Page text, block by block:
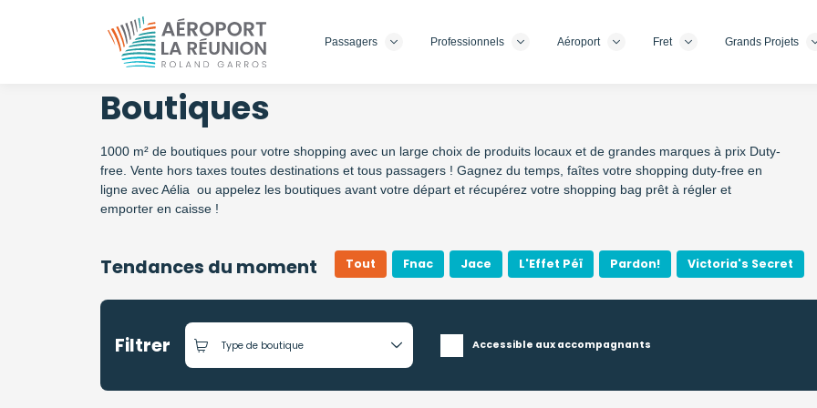
Passagers Professionnels Aéroport Fret Grands Projets
Boutiques
1000 m² de boutiques pour votre shopping avec un large choix de produits locaux et de grandes marques à prix Duty-
free. Vente hors taxes toutes destinations et tous passagers ! Gagnez du temps, faîtes votre shopping duty-free en
ligne avec Aélia ou appelez les boutiques avant votre départ et récupérez votre shopping bag prêt à régler et
emporter en caisse !
Filtrer
Tendances du moment Tout Fnac Jace L'Effet Péï Pardon! Victoria's Secret
Accessible aux accompagnants